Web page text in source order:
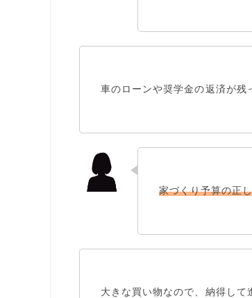
車のローンや奨学金の返済が残
家づくり予算の正
大きな買い物なので、 納得して